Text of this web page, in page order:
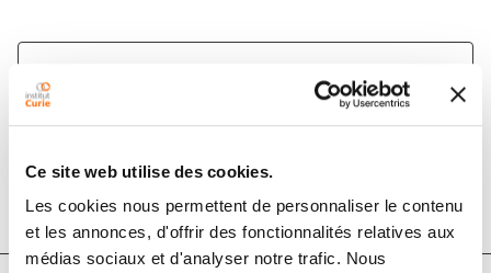
Ce site web utilise des cookies.
Les cookies nous permettent de personnaliser le contenu
et les annonces, d'offrir des fonctionnalités relatives aux
médias sociaux et d'analyser notre trafic. Nous
1 juil. 2022
Medical Physics
DOI :10.1002/mp.15675